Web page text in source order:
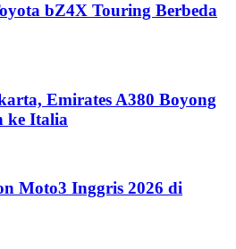
bZ4X Touring Berbeda
Emirates A380 Boyong
ke Italia
Moto3 Inggris 2026 di